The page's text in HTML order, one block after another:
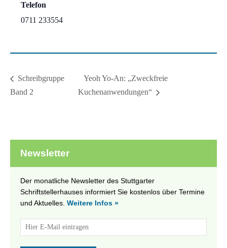
Telefon
0711 233554
Schreibgruppe
Band 2
Yeoh Yo-An: „Zweckfreie
Kuchenanwendungen“
Newsletter
Der monatliche Newsletter des Stuttgarter
Schriftstellerhauses informiert Sie kostenlos über Termine
und Aktuelles. Weitere Infos »